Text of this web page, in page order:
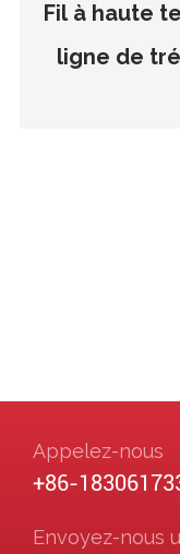
Fil à haute
ligne de
Appelez-nous
+86-
Envoyez-nous